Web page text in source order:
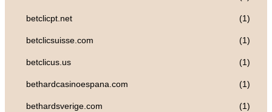
betclicpt.net (1)
betclicsuisse.com (1)
betclicus.us (1)
bethardcasinoespana.com (1)
bethardsverige.com (1)